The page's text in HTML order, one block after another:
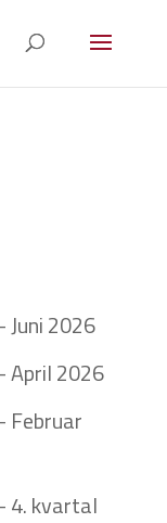
Juni 2026
April 2026
Februar
4. kvartal